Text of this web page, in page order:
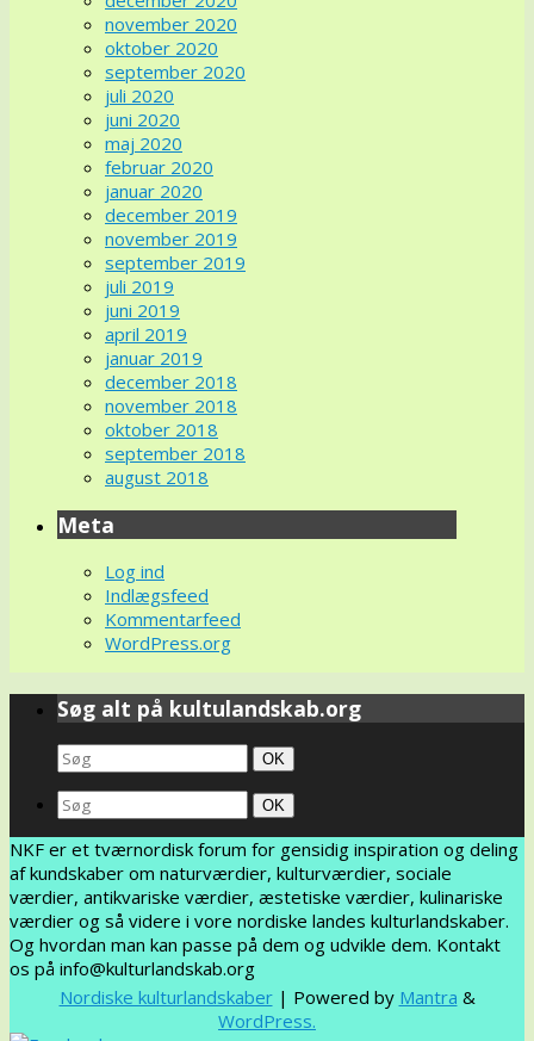
november 2020
oktober 2020
september 2020
juli 2020
juni 2020
maj 2020
februar 2020
januar 2020
december 2019
november 2019
september 2019
juli 2019
juni 2019
april 2019
januar 2019
december 2018
november 2018
oktober 2018
september 2018
august 2018
Meta
Log ind
Indlægsfeed
Kommentarfeed
WordPress.org
Søg alt på kultulandskab.org
Search
for:
Søg
OK
Search
for:
Søg
OK
NKF er et tværnordisk forum for gensidig inspiration og deling
af kundskaber om naturværdier, kulturværdier, sociale
værdier, antikvariske værdier, æstetiske værdier, kulinariske
værdier og så videre i vore nordiske landes kulturlandskaber.
Og hvordan man kan passe på dem og udvikle dem. Kontakt
os på info@kulturlandskab.org
Nordiske kulturlandskaber| Powered by Mantra &
WordPress.